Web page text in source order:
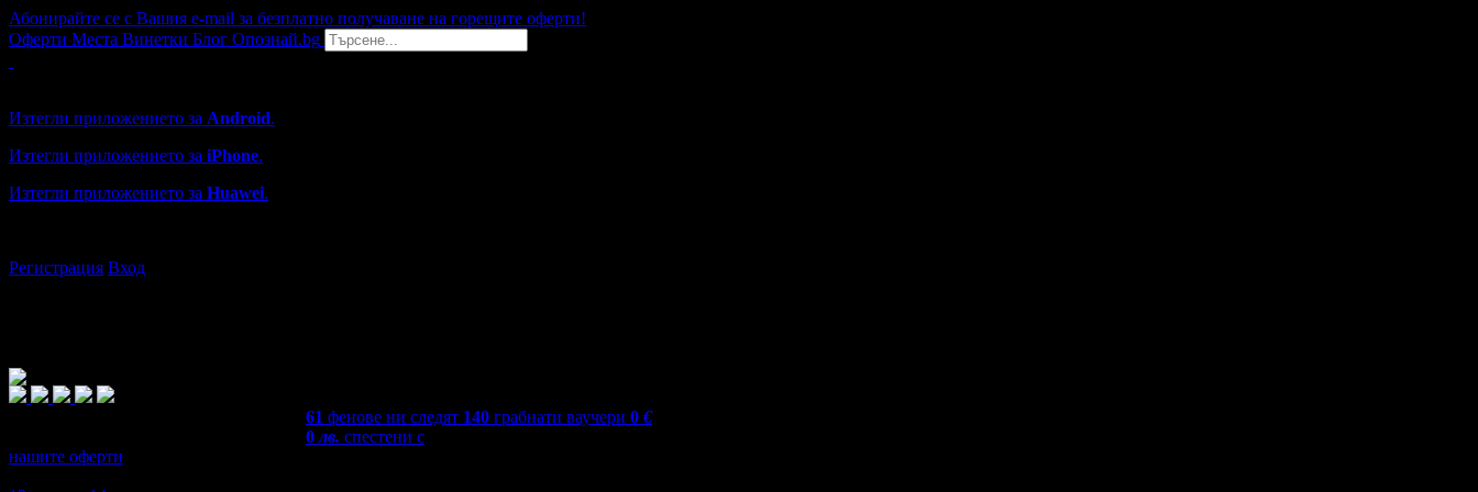
Абонирайте се с Вашия e-mail за безплатно получаване на горещите оферти!
Оферти Места Винетки Блог Опознай.bg
Изтегли приложението за Android.
Изтегли приложението за iPhone.
Изтегли приложението за Huawei.
Регистрация Вход
61 фенове ни следят 140 грабнати ваучери 0 €
0лв. спестени с
нашите оферти